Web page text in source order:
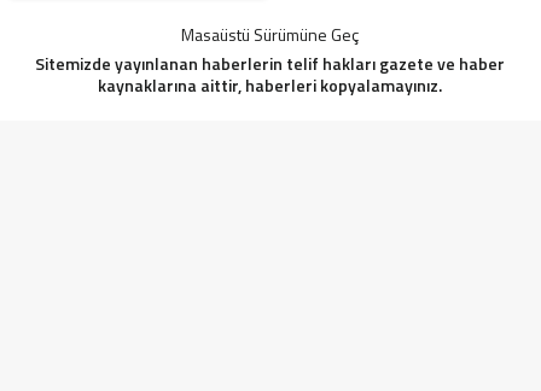
Masaüstü Sürümüne Geç
Sitemizde yayınlanan haberlerin telif hakları gazete ve haber
kaynaklarına aittir, haberleri kopyalamayınız.